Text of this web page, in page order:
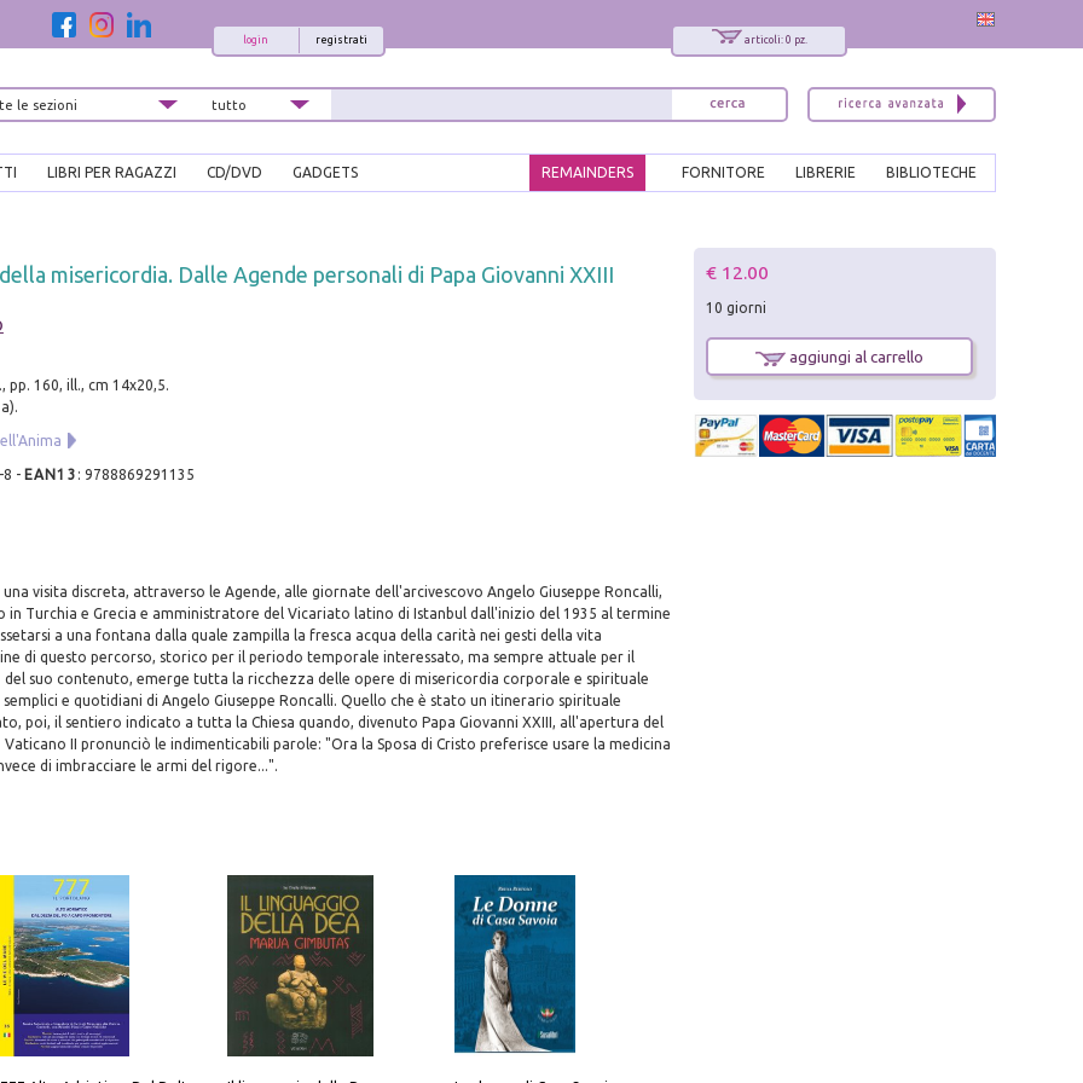
articoli: 0 pz.
registrati
login
LIBRI PER RAGAZZI CD/DVD GADGETS BIBLIOTECHE
LIBRERIE
FORNITORE
REMAINDERS
misericordia. Dalle Agende personali di Papa Giovanni XXIII
pp. 160, ill., cm 14x20,5.
8 - EAN13 : 9788869291135
visita discreta, attraverso le Agende, alle giornate dell'arcivescovo Angelo Giuseppe Roncalli,
in Turchia e Grecia e amministratore del Vicariato latino di Istanbul dall'inizio del 1935 al termine
a una fontana dalla quale zampilla la fresca acqua della carità nei gesti della vita
di questo percorso, storico per il periodo temporale interessato, ma sempre attuale per il
suo contenuto, emerge tutta la ricchezza delle opere di misericordia corporale e spirituale
e quotidiani di Angelo Giuseppe Roncalli. Quello che è stato un itinerario spirituale
poi, il sentiero indicato a tutta la Chiesa quando, divenuto Papa Giovanni XXIII, all'apertura del
Vaticano II pronunciò le indimenticabili parole: "Ora la Sposa di Cristo preferisce usare la medicina
di imbracciare le armi del rigore...".
€ 12.00
10 giorni
aggiungi al carrello
x
Interessato ai nostri libri?
Sarai informato delle nostre novità, potrai
comunque cancellarti quando desideri.
modulo di iscrizione